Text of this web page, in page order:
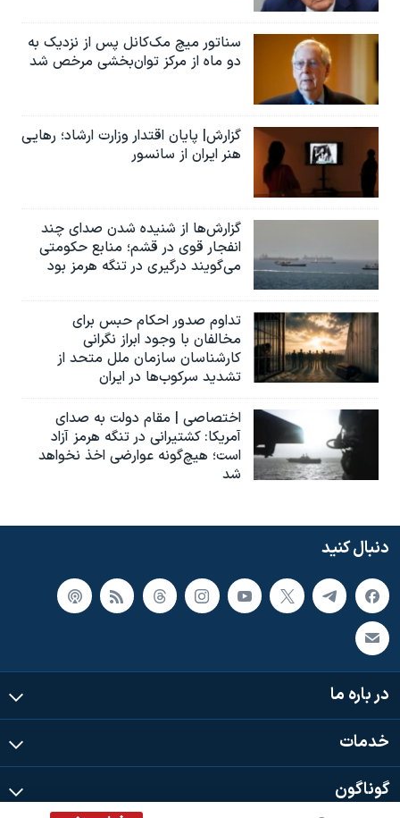
سناتور میچ مک‌کانل پس از نزدیک به
دو ماه از مرکز توان‌بخشی مرخص شد
گزارش| پایان اقتدار وزارت ارشاد؛ رهایی
هنر ایران از سانسور
گزارش‌ها از شنیده شدن صدای چند
انفجار قوی در قشم؛ منابع حکومتی
می‌گویند درگیری در تنگه هرمز بود
تداوم صدور احکام حبس برای
مخالفان با وجود ابراز نگرانی
کارشناسان سازمان ملل متحد از
تشدید سرکوب‌ها در ایران
اختصاصی | مقام دولت به صدای
آمریکا: کشتیرانی در تنگه هرمز آزاد
است؛ هیچ‌گونه عوارضی اخذ نخواهد
شد
دنبال کنید
در باره ما
خدمات
گوناگون